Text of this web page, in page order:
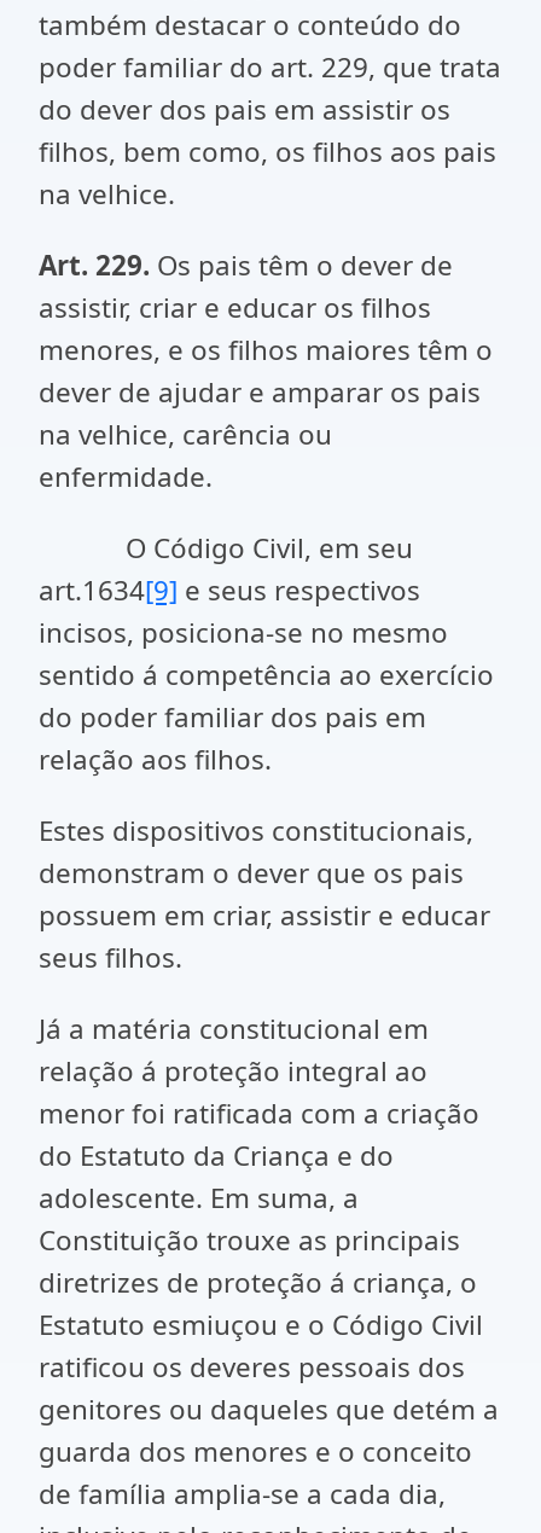
também destacar o conteúdo do
poder familiar do art. 229, que trata
do dever dos pais em assistir os
filhos, bem como, os filhos aos pais
na velhice.
Art. 229. Os pais têm o dever de
assistir, criar e educar os filhos
menores, e os filhos maiores têm o
dever de ajudar e amparar os pais
na velhice, carência ou
enfermidade.
O Código Civil, em seu
art.1634[9] e seus respectivos
incisos, posiciona-se no mesmo
sentido á competência ao exercício
do poder familiar dos pais em
relação aos filhos.
Estes dispositivos constitucionais,
demonstram o dever que os pais
possuem em criar, assistir e educar
seus filhos.
Já a matéria constitucional em
relação á proteção integral ao
menor foi ratificada com a criação
do Estatuto da Criança e do
adolescente. Em suma, a
Constituição trouxe as principais
diretrizes de proteção á criança, o
Estatuto esmiuçou e o Código Civil
ratificou os deveres pessoais dos
genitores ou daqueles que detém a
guarda dos menores e o conceito
de família amplia-se a cada dia,